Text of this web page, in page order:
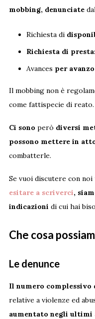
mobbing, denunciate
Richiesta di
Richiesta di
Avances per
Il mobbing non è
come fattispecie di reato.
Ci sono però diversi
possono mettere in
combatterle.
Se vuoi discutere con
esitare a scriverci,
indicazioni di cui hai
Che cosa
Le denunce
Il numero complessivo
relative a violenze ed
aumentato negli ultimi